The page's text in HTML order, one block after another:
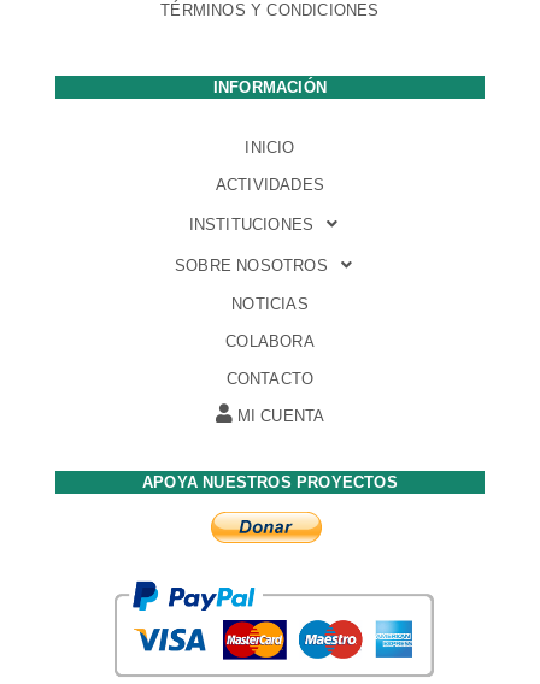
TÉRMINOS Y CONDICIONES
INFORMACIÓN
INICIO
ACTIVIDADES
INSTITUCIONES
SOBRE NOSOTROS
NOTICIAS
COLABORA
CONTACTO
MI CUENTA
APOYA NUESTROS PROYECTOS